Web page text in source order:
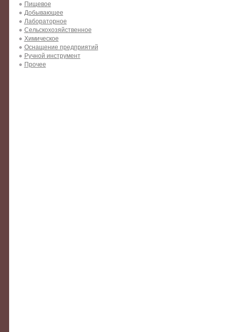
Пищевое
Добывающее
Лабораторное
Сельскохозяйственное
Химическое
Оснащение предприятий
Ручной инструмент
Прочее